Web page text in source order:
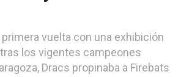
primera vuelta con una exhibición
los vigentes campeones
Dracs propinaba a Firebats